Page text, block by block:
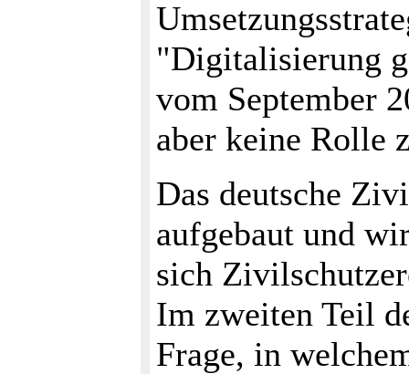
"Digitalisierung
vom September
aber keine Rolle
Das deutsche
aufgebaut und
sich
Im zweiten Teil
Frage, in